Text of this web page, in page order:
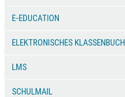
E-EDUCATION
ELEKTRONISCHES KLASSENBUCH
LMS
SCHULMAIL